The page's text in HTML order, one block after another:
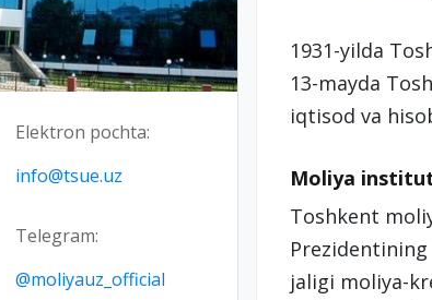
Elektron pochta:
info@tsue.uz
Telegram:
@moliyauz_official
1931-yilda
13-mayda
iqtisod va
Moliya
Toshkent
Prezidentining
jaligi moliya-